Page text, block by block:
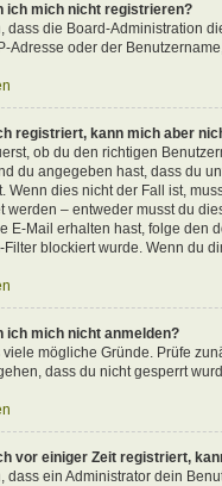
ich mich nicht registrieren?
dass die Board-Administration
Adresse oder der
registriert, kann mich aber
ob du den richtigen
du angegeben hast, dass du
Wenn dies nicht der Fall ist,
werden – entweder musst du
E-Mail erhalten hast, folge den
blockiert wurde. Wenn du
ich mich nicht anmelden?
viele mögliche Gründe. Prüfe
dass du nicht gesperrt
vor einiger Zeit registriert,
dass ein Administrator dein